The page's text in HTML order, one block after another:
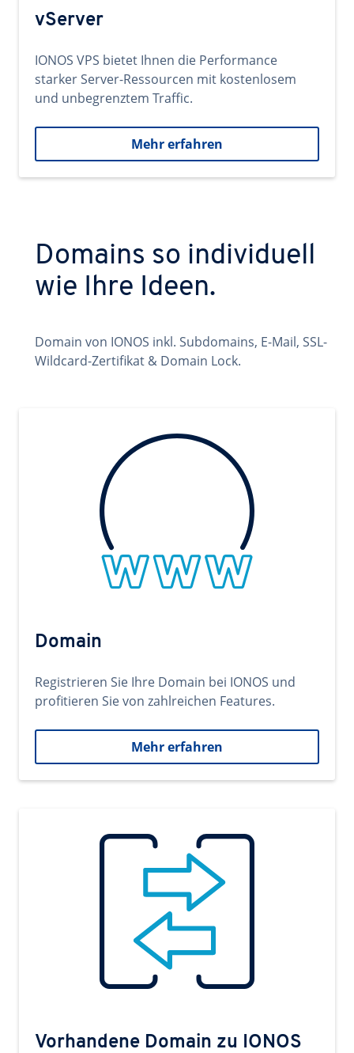
vServer
IONOS VPS bietet Ihnen die Performance
starker Server-Ressourcen mit kostenlosem
und unbegrenztem Traffic.
Mehr erfahren
Domains so individuell
wie Ihre Ideen.
Domain von IONOS inkl. Subdomains, E-Mail, SSL-
Wildcard-Zertifikat & Domain Lock.
Domain
Registrieren Sie Ihre Domain bei IONOS und
profitieren Sie von zahlreichen Features.
Mehr erfahren
Vorhandene Domain zu IONOS